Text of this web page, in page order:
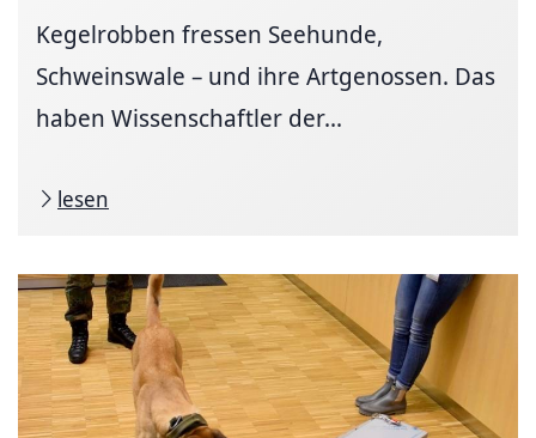
Kegelrobben fressen Seehunde,
Schweinswale – und ihre Artgenossen. Das
haben Wissenschaftler der...
lesen